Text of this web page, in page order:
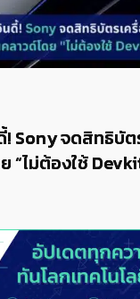
Sony จดสิทธิบัต
“ไม่ต้องใช้